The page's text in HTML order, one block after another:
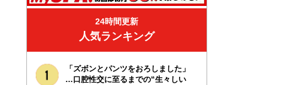
24時間更新
人気ランキング
「ズボンとパンツをおろしました」
…口腔性交に至るまでの“生々しい